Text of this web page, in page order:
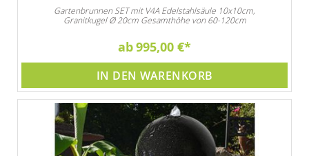
Gartenbrunnen SET mit V4A Edelstahlsäule 10x10cm,
Granitkugel Ø 20cm Gesamthöhe von 60-120cm
ab995,00 €
IN DEN WARENKORB